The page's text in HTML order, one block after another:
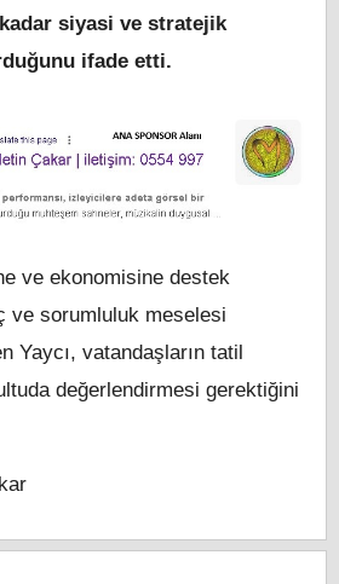
siyasi ve stratejik
ifade etti.
ve ekonomisine destek
ve sorumluluk meselesi
Yaycı, vatandaşların tatil
değerlendirmesi gerektiğini